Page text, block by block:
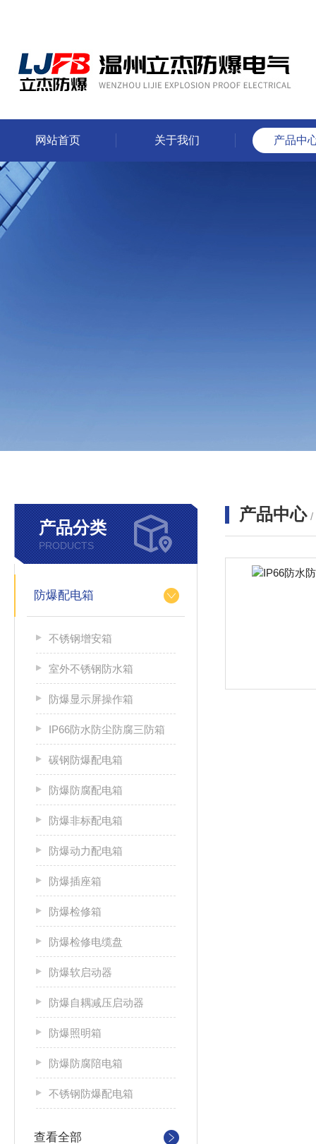
网站首页 关于我们 产品中
产品分类
PRODUCTS
防爆配电箱
不锈钢增安箱
室外不锈钢防水箱
防爆显示屏操作箱
IP66防水防尘防腐三防箱
碳钢防爆配电箱
防爆防腐配电箱
防爆非标配电箱
防爆动力配电箱
防爆插座箱
防爆检修箱
防爆检修电缆盘
防爆软启动器
防爆自耦减压启动器
防爆照明箱
防爆防腐陪电箱
不锈钢防爆配电箱
查看全部
产品中心 /